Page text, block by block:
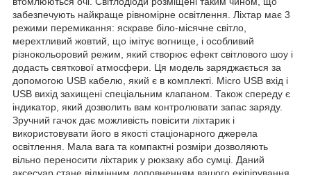
забезпечують найкраще рівномірне освітлення. Ліхтар має 3
режими перемикання: яскраве біло-місячне світло,
мерехтливий жовтий, що імітує вогнище, і особливий
різнокольоровий режим, який створює ефект світлового шоу і
додасть святкової атмосфери. Ця модель заряджається за
допомогою USB кабелю, який є в комплекті. Micro USB вхід і
USB вихід захищені спеціальним клапаном. Також спереду є
індикатор, який дозволить вам контролювати запас заряду.
Зручний гачок дає можливість повісити ліхтарик і
використовувати його в якості стаціонарного джерела
освітлення. Мала вага та компактні розміри дозволяють
вільно переносити ліхтарик у рюкзаку або сумці. Даний
аксесуар стане відмінним доповненням вашого екіпірування.